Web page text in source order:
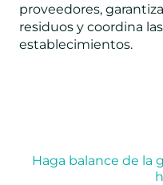
proveedores,
residuos y coordina
establecimientos.
Haga balance de la